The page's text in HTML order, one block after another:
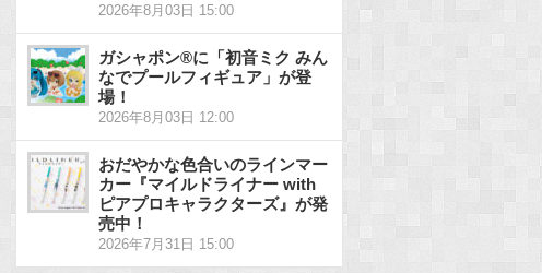
2026年8月03日 15:00
ガシャポン®に「初音ミク みん
なでプールフィギュア」が登
場！
2026年8月03日 12:00
おだやかな色合いのラインマー
カー『マイルドライナー with
ピアプロキャラクターズ』が発
売中！
2026年7月31日 15:00